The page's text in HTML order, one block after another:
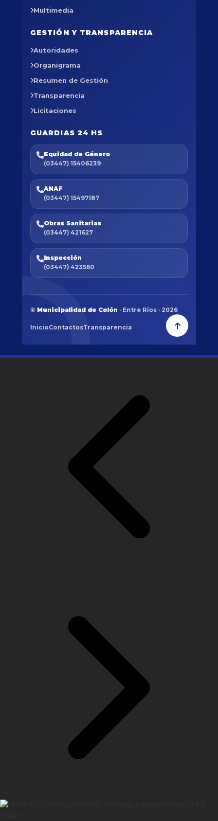
Multimedia
GESTIÓN Y TRANSPARENCIA
Autoridades
Organigrama
Resumen de Gestión
Transparencia
Licitaciones
GUARDIAS 24 HS
Equidad de Género
(03447) 15406239
ANAF
(03447) 15497187
Obras Sanitarias
(03447) 421627
Inspección
(03447) 423560
© Municipalidad de Colón · Entre Ríos · 2026
InicioContactosTransparencia